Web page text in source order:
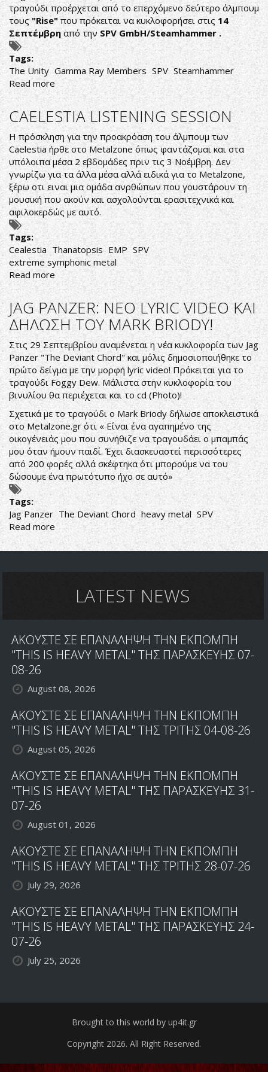
τραγούδι προέρχεται από το επερχόμενο δεύτερο άλμπουμ
τους"Rise"που πρόκειται να κυκλοφορήσει στις 14
Σεπτέμβρηαπό την SPV GmbH/Steamhammer .
Tags:
The Unity Gamma Ray Members SPV Steamhammer
Read more about
THE
UNITY
ΝΕΟ
SINGLE
CAELESTIA LISTENING SESSION
Η πρόσκληση για την προακρόαση του άλμπουμ των
Caelestia ήρθε στο Metalzone όπως φαντάζομαι και στα
υπόλοιπα μέσα 2 εβδομάδες πριν τις 3 Νοέμβρη. Δεν
γνωρίζω για τα άλλα μέσα αλλά ειδικά για το Metalzone,
ξέρω οτι ειναι μια ομάδα ανρθώπων που γουστάρουν τη
μουσική που ακούν και ασχολούνται ερασιτεχνικά και
αφιλοκερδώς με αυτό.
Tags:
Cealestia Thanatopsis EMP SPV
extreme symphonic metal
Read more about
CAELESTIA
LISTENING
SESSION
JAG PANZER: ΝΕΟ LYRIC VIDEO ΚΑΙ
ΔΗΛΩΣΗ ΤΟΥ MARK BRIODY!
Στις 29 Σεπτεμβρίου αναμένεται η νέα κυκλοφορία των Jag
Panzer "The Deviant Chord" και μόλις δημοσιοποιήθηκε το
πρώτο δείγμα με την μορφή lyric video! Πρόκειται για το
τραγούδι Foggy Dew. Μάλιστα στην κυκλοφορία του
βινυλίου θα περιέχεται και το cd (Photo)!
Σχετικά με το τραγούδι ο Mark Briody δήλωσε αποκλειστικά
στο Metalzone.gr ότι « Είναι ένα αγαπημένο της
οικογένειάς μου που συνήθιζε να τραγουδάει ο μπαμπάς
μου όταν ήμουν παιδί. Έχει διασκευαστεί περισσότερες
από 200 φορές αλλά σκέφτηκα ότι μπορούμε να του
δώσουμε ένα πρωτότυπο ήχο σε αυτό»
Tags:
Jag Panzer The Deviant Chord heavy metal SPV
Read more about
JAG
PANZER:
VIDEO
MARK
BRIODY!
LATEST NEWS
ΑΚΟΥΣΤΕ ΣΕ ΕΠΑΝΑΛΗΨΗ ΤΗΝ ΕΚΠΟΜΠΗ
"THIS IS HEAVY METAL" ΤΗΣ ΠΑΡΑΣΚΕΥΗΣ 07-
08-26
August 08, 2026
ΑΚΟΥΣΤΕ ΣΕ ΕΠΑΝΑΛΗΨΗ ΤΗΝ ΕΚΠΟΜΠΗ
"THIS IS HEAVY METAL" ΤΗΣ ΤΡΙΤΗΣ 04-08-26
August 05, 2026
ΑΚΟΥΣΤΕ ΣΕ ΕΠΑΝΑΛΗΨΗ ΤΗΝ ΕΚΠΟΜΠΗ
"THIS IS HEAVY METAL" ΤΗΣ ΠΑΡΑΣΚΕΥΗΣ 31-
07-26
August 01, 2026
ΑΚΟΥΣΤΕ ΣΕ ΕΠΑΝΑΛΗΨΗ ΤΗΝ ΕΚΠΟΜΠΗ
"THIS IS HEAVY METAL" ΤΗΣ ΤΡΙΤΗΣ 28-07-26
July 29, 2026
ΑΚΟΥΣΤΕ ΣΕ ΕΠΑΝΑΛΗΨΗ ΤΗΝ ΕΚΠΟΜΠΗ
"THIS IS HEAVY METAL" ΤΗΣ ΠΑΡΑΣΚΕΥΗΣ 24-
07-26
July 25, 2026
Brought to this world by up4it.gr
Copyright 2026. All Right Reserved.